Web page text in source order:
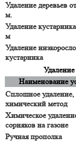
Удаление деревьев
м.
Удаление
м
Удаление
кустарника
Наименование
Сплошное удаление,
химический метод
Химическое
сорняков на газоне
Ручная прополка